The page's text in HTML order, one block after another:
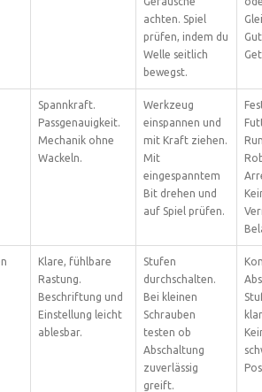
achten. Spiel
prüfen, indem du
Welle seitlich
bewegst.
Spannkraft.
Passgenauigkeit.
Mechanik ohne
Wackeln.
Werkzeug
einspannen und
mit Kraft ziehen.
Mit
eingespanntem
Bit drehen und
auf Spiel prüfen.
Klare, fühlbare
Rastung.
Beschriftung und
Einstellung leicht
ablesbar.
Stufen
durchschalten.
Bei kleinen
Schrauben
testen ob
Abschaltung
zuverlässig
greift.